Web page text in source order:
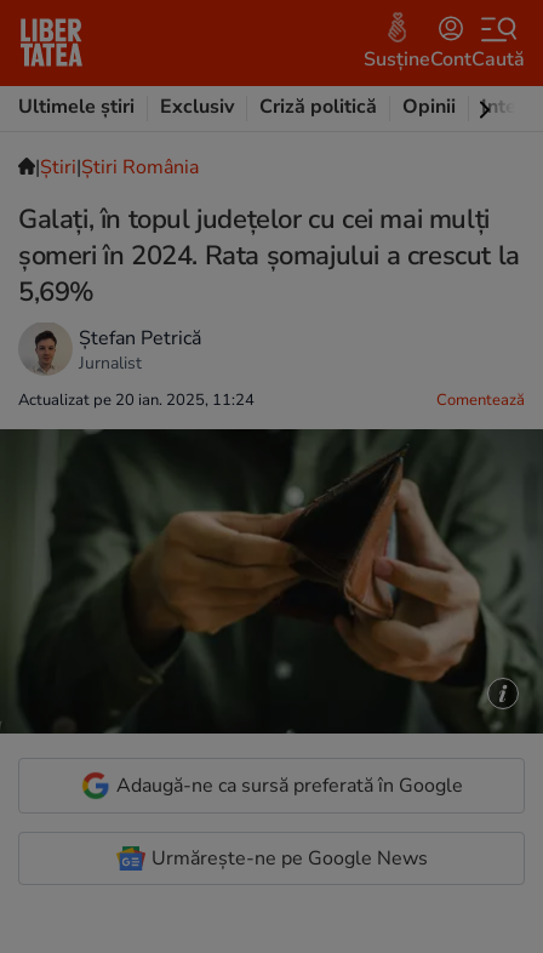
SusțineContCaută
Ultimele știri
Exclusiv Criză politică Opinii
|Ştiri|Știri România
Galați, în topul judeţelor cu cei mai mulţi
şomeri în 2024. Rata şomajului a crescut la
5,69%
Ștefan Petrică
Jurnalist
Actualizat pe 20 ian. 2025, 11:24 Comentează
Adaugă-ne ca sursă preferată în Google
Urmărește-ne pe Google News